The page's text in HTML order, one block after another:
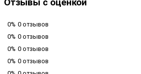
0% 0 отзывов
0% 0 отзывов
0% 0 отзывов
0% 0 отзывов